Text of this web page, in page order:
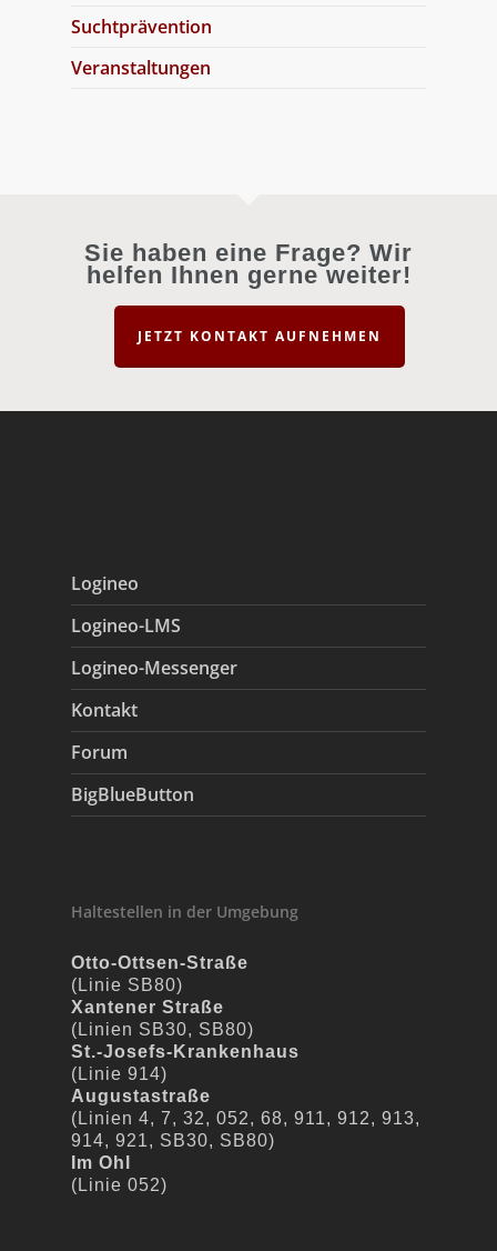
Suchtprävention
Veranstaltungen
Sie haben eine Frage? Wir
helfen Ihnen gerne weiter!
JETZT KONTAKT AUFNEHMEN
Logineo
Logineo-LMS
Logineo-Messenger
Kontakt
Forum
BigBlueButton
Haltestellen in der Umgebung
Otto-Ottsen-Straße
(Linie SB80)
Xantener Straße
(Linien SB30, SB80)
St.-Josefs-Krankenhaus
(Linie 914)
Augustastraße
(Linien 4, 7, 32, 052, 68, 911, 912, 913,
914, 921, SB30, SB80)
Im Ohl
(Linie 052)